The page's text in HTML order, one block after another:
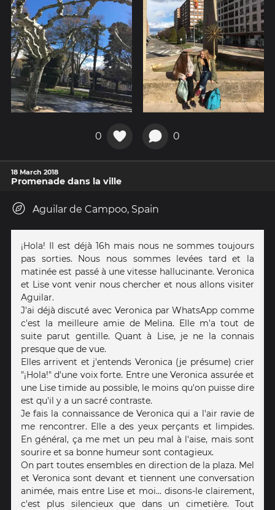
0 0
18 March 2018
Promenade dans la ville
Aguilar de Campoo, Spain
¡Hola! Il est déjà 16h mais nous ne sommes toujours
pas sorties. Nous nous sommes levées tard et la
matinée est passé à une vitesse hallucinante. Veronica
et Lise vont venir nous chercher et nous allons visiter
Aguilar.
J'ai déjà discuté avec Veronica par WhatsApp comme
c'est la meilleure amie de Melina. Elle m'a tout de
suite parut gentille. Quant à Lise, je ne la connais
presque que de vue.
Elles arrivent et j'entends Veronica (je présume) crier
"¡Hola!" d'une voix forte. Entre une Veronica assurée et
une Lise timide au possible, le moins qu'on puisse dire
est qu'il y a un sacré contraste.
Je fais la connaissance de Veronica qui a l'air ravie de
me rencontrer. Elle a des yeux perçants et limpides.
En général, ça me met un peu mal à l'aise, mais sont
sourire et sa bonne humeur sont contagieux.
On part toutes ensembles en direction de la plaza. Mel
et Veronica sont devant et tiennent une conversation
animée, mais entre Lise et moi... disons-le clairement,
c'est plus silencieux que dans un cimetière. Tout